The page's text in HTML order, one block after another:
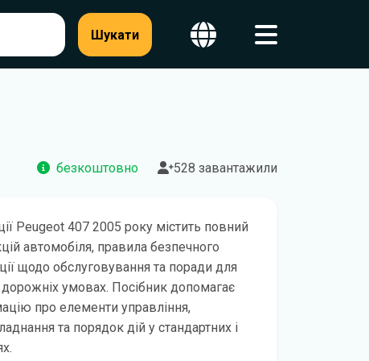
Шукати
безкоштовно 528 завантажили
Peugeot 407 2005 року містить повний
автомобіля, правила безпечного
щодо обслуговування та поради для
умовах. Посібник допомагає
про елементи управління,
та порядок дій у стандартних і